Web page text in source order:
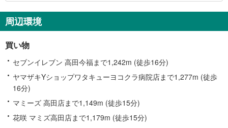
関
す
情
報
周辺環境
買い物
セブンイレブン 高田今福まで1,242m (徒歩16分)
ヤマザキYショップワタキューヨコクラ病院店まで1,277m (徒歩
16分)
マミーズ 高田店まで1,149m (徒歩15分)
花咲 マミズ高田店まで1,179m (徒歩15分)